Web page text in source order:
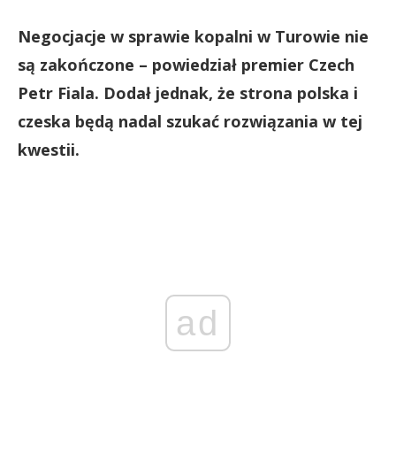
Negocjacje w sprawie kopalni w Turowie nie
są zakończone – powiedział premier Czech
Petr Fiala. Dodał jednak, że strona polska i
czeska będą nadal szukać rozwiązania w tej
kwestii.
ad